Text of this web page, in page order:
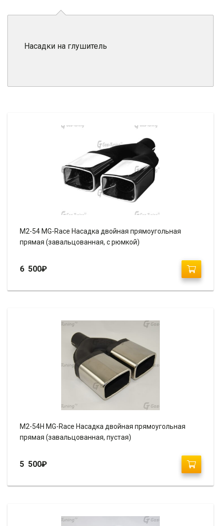
Насадки на глушитель
M2-54 MG-Race Насадка двойная прямоугольная
прямая (завальцованная, с рюмкой)
6 500₽
M2-54H MG-Race Насадка двойная прямоугольная
прямая (завальцованная, пустая)
5 500₽